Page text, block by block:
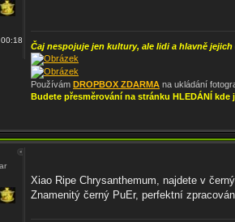
Čaj nespojuje jen kultury, ale lidi a hlavně jejich
Používám DROPBOX ZDARMA na ukládání
Budete přesměrování na stránku HLEDÁNÍ kde
Xiao Ripe Chrysanthemum, najdete v
Znamenitý černý PuEr, perfektní